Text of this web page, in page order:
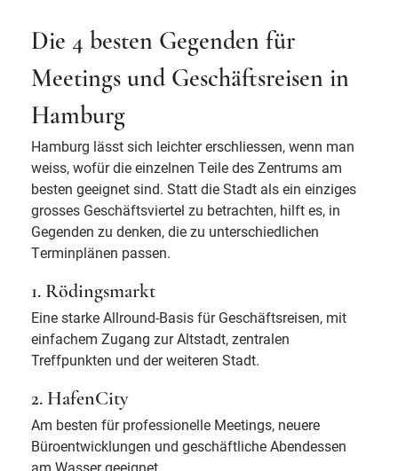
Die 4 besten Gegenden für
Meetings und Geschäftsreisen in
Hamburg
Hamburg lässt sich leichter erschliessen, wenn man
weiss, wofür die einzelnen Teile des Zentrums am
besten geeignet sind. Statt die Stadt als ein einziges
grosses Geschäftsviertel zu betrachten, hilft es, in
Gegenden zu denken, die zu unterschiedlichen
Terminplänen passen.
1. Rödingsmarkt
Eine starke Allround-Basis für Geschäftsreisen, mit
einfachem Zugang zur Altstadt, zentralen
Treffpunkten und der weiteren Stadt.
2. HafenCity
Am besten für professionelle Meetings, neuere
Büroentwicklungen und geschäftliche Abendessen
am Wasser geeignet.